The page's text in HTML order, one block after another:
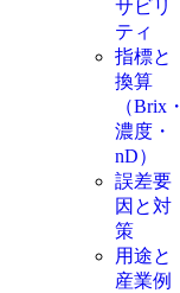
サビリ
ティ
指標と
換算
（Brix・
濃度・
nD）
誤差要
因と対
策
用途と
産業例